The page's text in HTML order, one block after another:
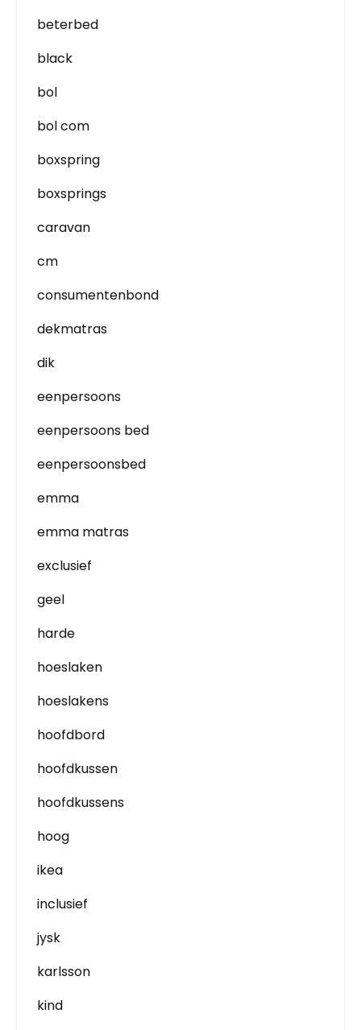
beterbed
black
bol
bol com
boxspring
boxsprings
caravan
cm
consumentenbond
dekmatras
dik
eenpersoons
eenpersoons bed
eenpersoonsbed
emma
emma matras
exclusief
geel
harde
hoeslaken
hoeslakens
hoofdbord
hoofdkussen
hoofdkussens
hoog
ikea
inclusief
jysk
karlsson
kind